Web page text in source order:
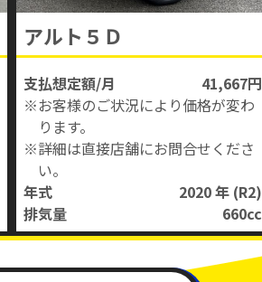
アルト５Ｄ
支払想定額/月
41,667円
※お客様のご状況により価格が変わ
ります。
※詳細は直接店舗にお問合せくださ
い。
年式
2020 年 (R2)
排気量
660cc